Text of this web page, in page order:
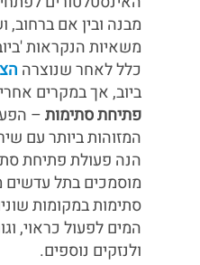
מבנה ובין אם ברחוב,
משאיות הנקראות
כלל לאחר שנוצרה
ביוב, אך במקרים
פתיחת סתימות–
המזוהות ביותר עם
הנה פעולת פתיחת
מוסמכים בתל עדשים
סתימות במקומות
המים לפעול כראוי,
ולנזקים נוספים.